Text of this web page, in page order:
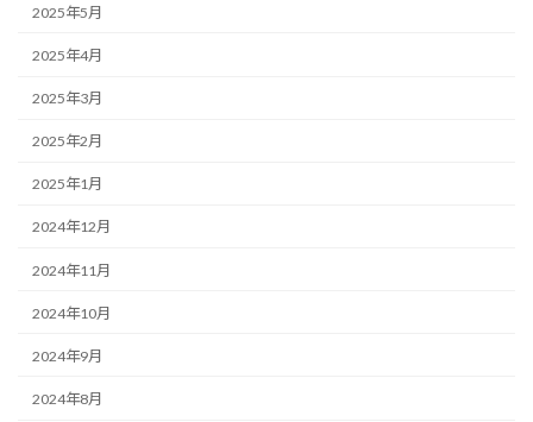
2025年5月
2025年4月
2025年3月
2025年2月
2025年1月
2024年12月
2024年11月
2024年10月
2024年9月
2024年8月